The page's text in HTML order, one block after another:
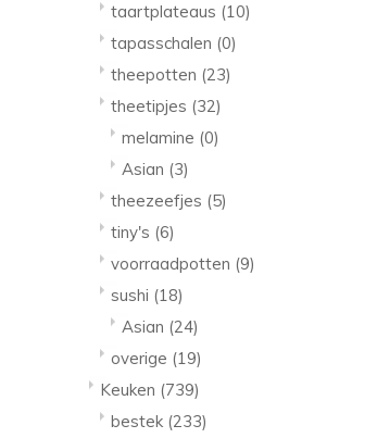
taartplateaus (10)
tapasschalen (0)
theepotten (23)
theetipjes (32)
melamine (0)
Asian (3)
theezeefjes (5)
tiny's (6)
voorraadpotten (9)
sushi (18)
Asian (24)
overige (19)
Keuken (739)
bestek (233)